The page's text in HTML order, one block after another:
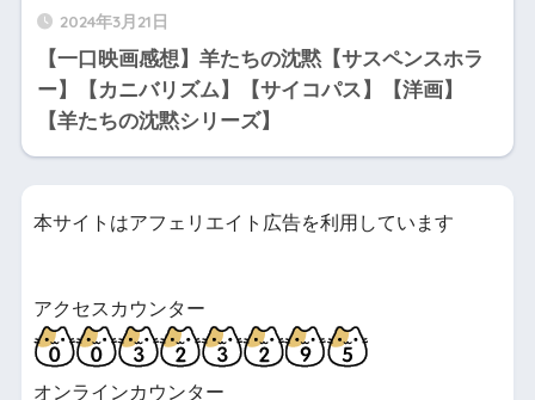
2024年3月21日
【一口映画感想】羊たちの沈黙【サスペンスホラ
ー】【カニバリズム】【サイコパス】【洋画】
【羊たちの沈黙シリーズ】
本サイトはアフェリエイト広告を利用しています
アクセスカウンター
オンラインカウンター